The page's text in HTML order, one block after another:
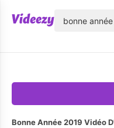
Bonne Année 2019 Vidéo